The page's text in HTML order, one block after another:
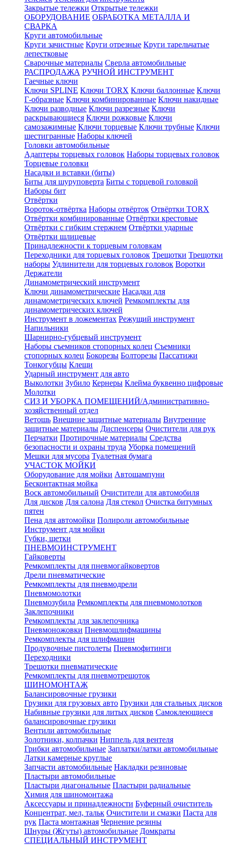
Закрытые тележки Открытые тележки
ОБОРУДОВАНИЕ ОБРАБОТКА МЕТАЛЛА И
СВАРКА
Круги автомобильные
Круги зачистные Круги отрезные Круги тарельчатые
лепестковые
Сварочные материалы Сверла автомобильные
РАСПРОДАЖА РУЧНОЙ ИНСТРУМЕНТ
Гаечные ключи
Ключи SPLINE Ключи TORX Ключи баллонные Ключи
Г-образные Ключи комбинированные Ключи накидные
Ключи разводные Ключи разрезные Ключи
раскрывающиеся Ключи рожковые Ключи
самозажимные Ключи торцевые Ключи трубные Ключи
шестигранные Наборы ключей
Головки автомобильные
Адаптеры торцевых головок Наборы торцевых головок
Торцевые головки
Насадки и вставки (биты)
Биты для шуруповерта Биты с торцевой головкой
Наборы бит
Отвёртки
Вороток-отвёртка Наборы отвёрток Отвёртки TORX
Отвёртки комбинированные Отвёртки крестовые
Отвёртки с гибким стержнем Отвёртки ударные
Отвёртки шлицевые
Принадлежности к торцевым головкам
Переходники для торцевых головок Трещотки Трещотки
наборы Удлинители для торцевых головок Воротки
Держатели
Динамометрический инструмент
Ключи динамометрические Насадки для
динамометрических ключей Ремкомплекты для
динамометрических ключей
Инструмент в ложементах Режущий инструмент
Напильники
Шарнирно-губцевый инструмент
Наборы съемников стопорных колец Съемники
стопорных колец Бокорезы Болторезы Пассатижи
Тонкогубцы Клещи
Ударный инструмент для авто
Выколотки Зубило Кернеры Клейма буквенно цифровые
Молотки
СИЗ И УБОРКА ПОМЕЩЕНИЙ/Административно-
хозяйственный отдел
Ветошь Внешние защитные материалы Внутренние
защитные материалы Диспенсеры Очистители для рук
Перчатки Протирочные материалы Средства
безопасности и охраны труда Уборка помещений
Мешки для мусора Туалетная бумага
УЧАСТОК МОЙКИ
Оборудование для мойки Автошампуни
Бесконтактная мойка
Воск автомобильный Очистители для автомобиля
Для дисков Для салона Для стекол Очистка битумных
пятен
Пена для автомойки Полироли автомобильные
Инструмент для мойки
Губки, щетки
ПНЕВМОИНСТРУМЕНТ
Гайковерты
Ремкомплекты для пневмогайковертов
Дрели пневматические
Ремкомплекты для пневмодрели
Пневмомолотки
Пневмозубила Ремкомплекты для пневмомолотков
Заклепочники
Ремкомплекты для заклепочника
Пневмоножовки Пневмошлифмашины
Ремкомплекты для шлифмашин
Продувочные пистолеты Пневмофитинги
Переходники
Трещотки пневматические
Ремкомплекты для пневмотрещоток
ШИНОМОНТАЖ
Балансировочные грузики
Грузики для грузовых авто Грузики для стальных дисков
Набивные грузики для литых дисков Самоклеющиеся
балансировочные грузики
Вентили автомобильные
Золотники, колпачки Ниппель для вентеля
Грибки автомобильные Заплатки/латки автомобильные
Латки камерные круглые
Запчасти автомобильные Накладки резиновые
Пластыри автомобильные
Пластыри диагональные Пластыри радиальные
Химия для шиномонтажа
Аксессуары и принадлежности Буферный очиститель
Концентрат, мел, тальк Очистители и смазки Паста для
рук Паста монтажная Чернение резины
Шнуры (Жгуты) автомобильные Домкраты
СПЕЦИАЛЬНЫЙ ИНСТРУМЕНТ